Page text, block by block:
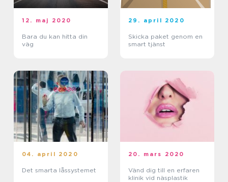
12. maj 2020
Bara du kan hitta din
väg
29. april 2020
Skicka paket genom en
smart tjänst
04. april 2020
Det smarta låssystemet
20. mars 2020
Vänd dig till en erfaren
klinik vid näsplastik